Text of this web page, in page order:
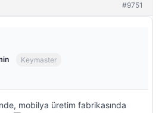
#9751
Keymaster
mobilya üretim fabrikasında